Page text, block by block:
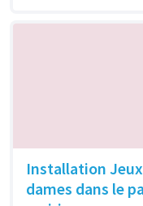
Installation
dames dans le